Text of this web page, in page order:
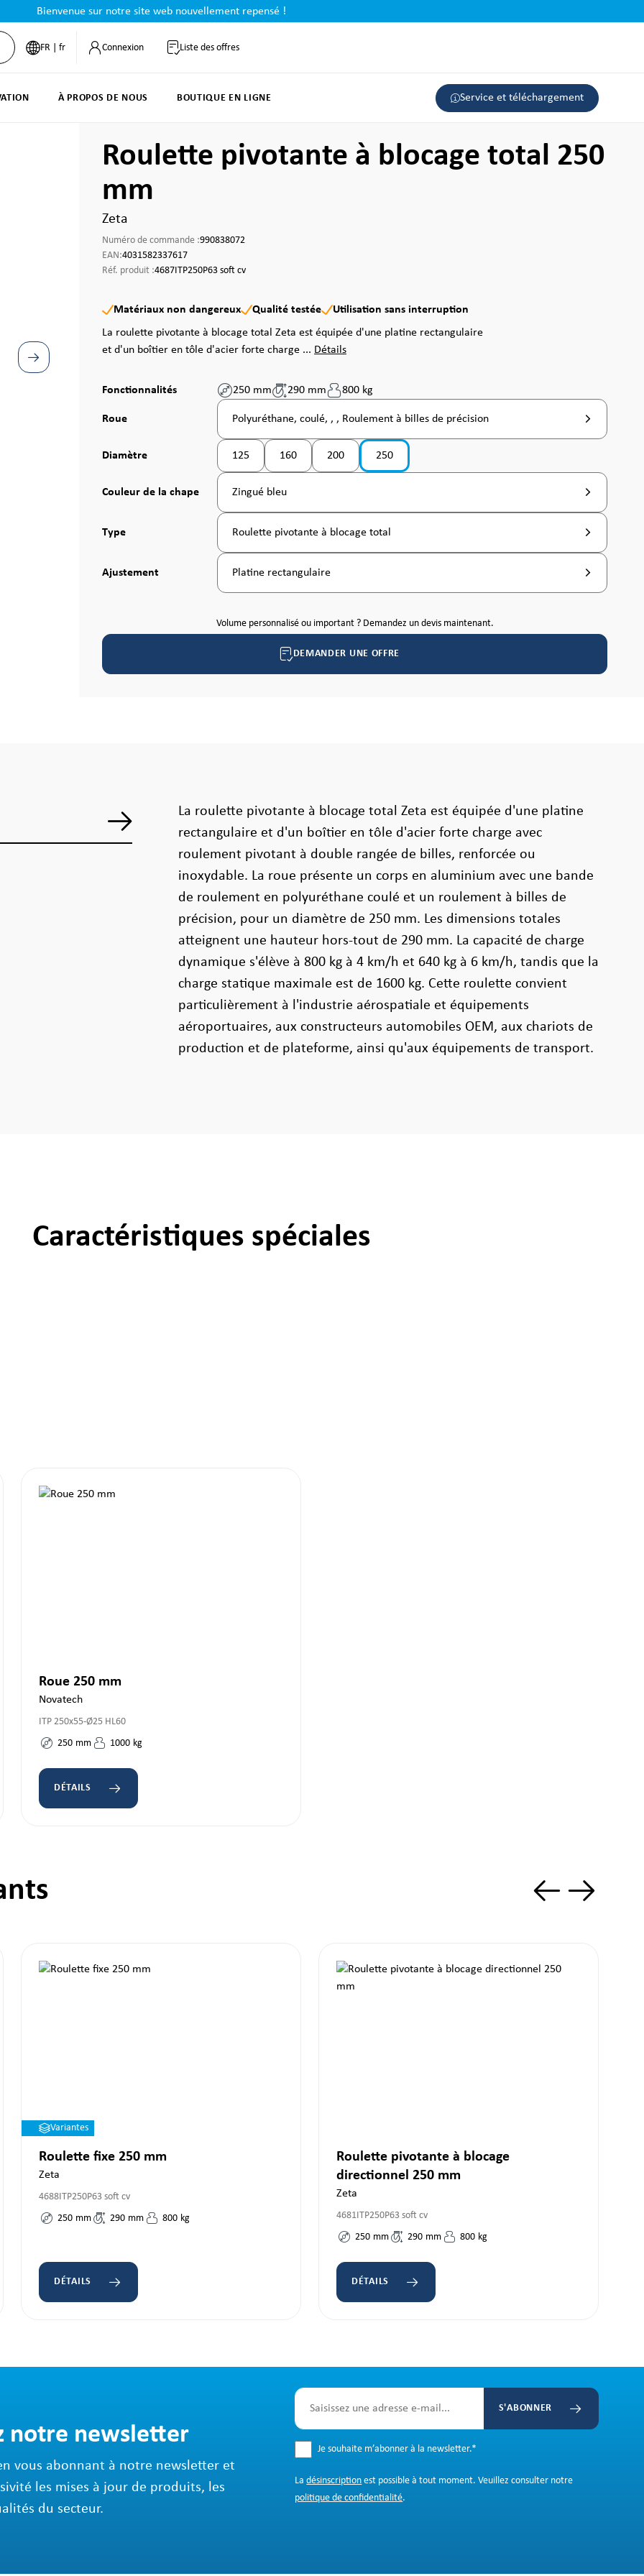
Bienvenue sur notre site web nouvellement repensé !
FR | fr Connexion Liste des offres
À PROPOS DE NOUS BOUTIQUE EN LIGNE Service et téléchargement
Roulette pivotante à blocage total 250
mm
Zeta
Numéro de commande :990838072
EAN:4031582337617
Réf. produit :4687ITP250P63 soft cv
Matériaux non dangereux Qualité testée
Utilisation sans interruption
La roulette pivotante à blocage total Zeta est équipée d'une platine rectangulaire
et d'un boîtier en tôle d'acier forte charge ... Détails
Fonctionnalités 250 mm 290 mm 800 kg
Sélectionnez
Roue Polyuréthane, coulé, , , Roulement à billes de précision
Sélectionnez
Diamètre 125
(Cette option n'est pas disponible pour le moment. )
160
(Cette option n'est pas disponible pour le moment. )
200
(Cette option n'est pas disponible pour le moment. )
250
(Cette option n'est pas disponible pour le moment. )
Sélectionnez
Couleur de la chape Zingué bleu
Sélectionnez
Type Roulette pivotante à blocage total
Sélectionnez
Ajustement Platine rectangulaire
Volume personnalisé ou important ? Demandez un devis maintenant.
DEMANDER UNE OFFRE
La roulette pivotante à blocage total Zeta est équipée d'une platine
rectangulaire et d'un boîtier en tôle d'acier forte charge avec
roulement pivotant à double rangée de billes, renforcée ou
inoxydable. La roue présente un corps en aluminium avec une bande
de roulement en polyuréthane coulé et un roulement à billes de
précision, pour un diamètre de 250 mm. Les dimensions totales
atteignent une hauteur hors-tout de 290 mm. La capacité de charge
dynamique s'élève à 800 kg à 4 km/h et 640 kg à 6 km/h, tandis que la
charge statique maximale est de 1600 kg. Cette roulette convient
particulièrement à l'industrie aérospatiale et équipements
aéroportuaires, aux constructeurs automobiles OEM, aux chariots de
production et de plateforme, ainsi qu'aux équipements de transport.
Caractéristiques spéciales
Roue 250 mm
Novatech
ITP 250x55-Ø25 HL60
250 mm 1000 kg
DÉTAILS
Variantes
Roulette fixe 250 mm
Zeta
4688ITP250P63 soft cv
250 mm 290 mm 800 kg
DÉTAILS
Roulette pivotante à blocage
directionnel 250 mm
Zeta
4681ITP250P63 soft cv
250 mm 290 mm 800 kg
DÉTAILS
notre newsletter
vous abonnant à notre newsletter et
les mises à jour de produits, les
du secteur.
S'ABONNER
Je souhaite m’abonner à la newsletter.*
Ladésinscription est possible à tout moment. Veuillez consulter notre
politique de confidentialité.